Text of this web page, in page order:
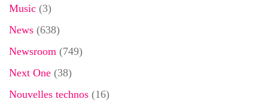
Music (3)
News (638)
Newsroom (749)
Next One (38)
Nouvelles technos (16)